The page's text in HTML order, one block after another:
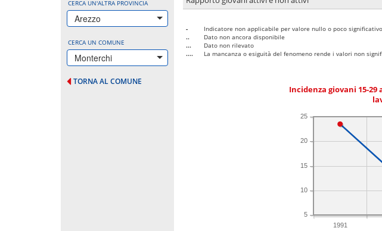
CERCA UN'ALTRA PROVINCIA
Arezzo
CERCA UN COMUNE
Monterchi
TORNA AL COMUNE
-
Indicatore non applicabile per valore nullo o poco
..
Dato non ancora disponibile
...
Dato non rilevato
....
La mancanza o esiguità del fenomeno rende i valori non
Incidenza giovani 15-
1991
5
10
15
20
25